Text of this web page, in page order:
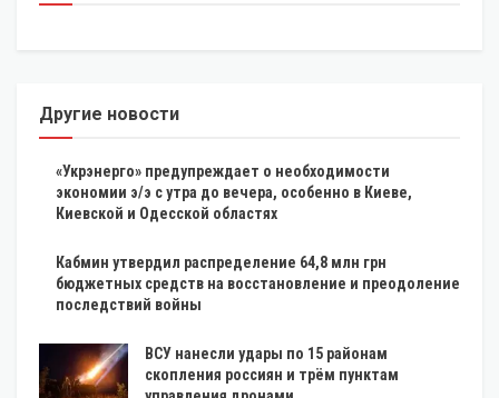
Другие новости
«Укрэнерго» предупреждает о необходимости
экономии э/э с утра до вечера, особенно в Киеве,
Киевской и Одесской областях
Кабмин утвердил распределение 64,8 млн грн
бюджетных средств на восстановление и преодоление
последствий войны
ВСУ нанесли удары по 15 районам
скопления россиян и трём пунктам